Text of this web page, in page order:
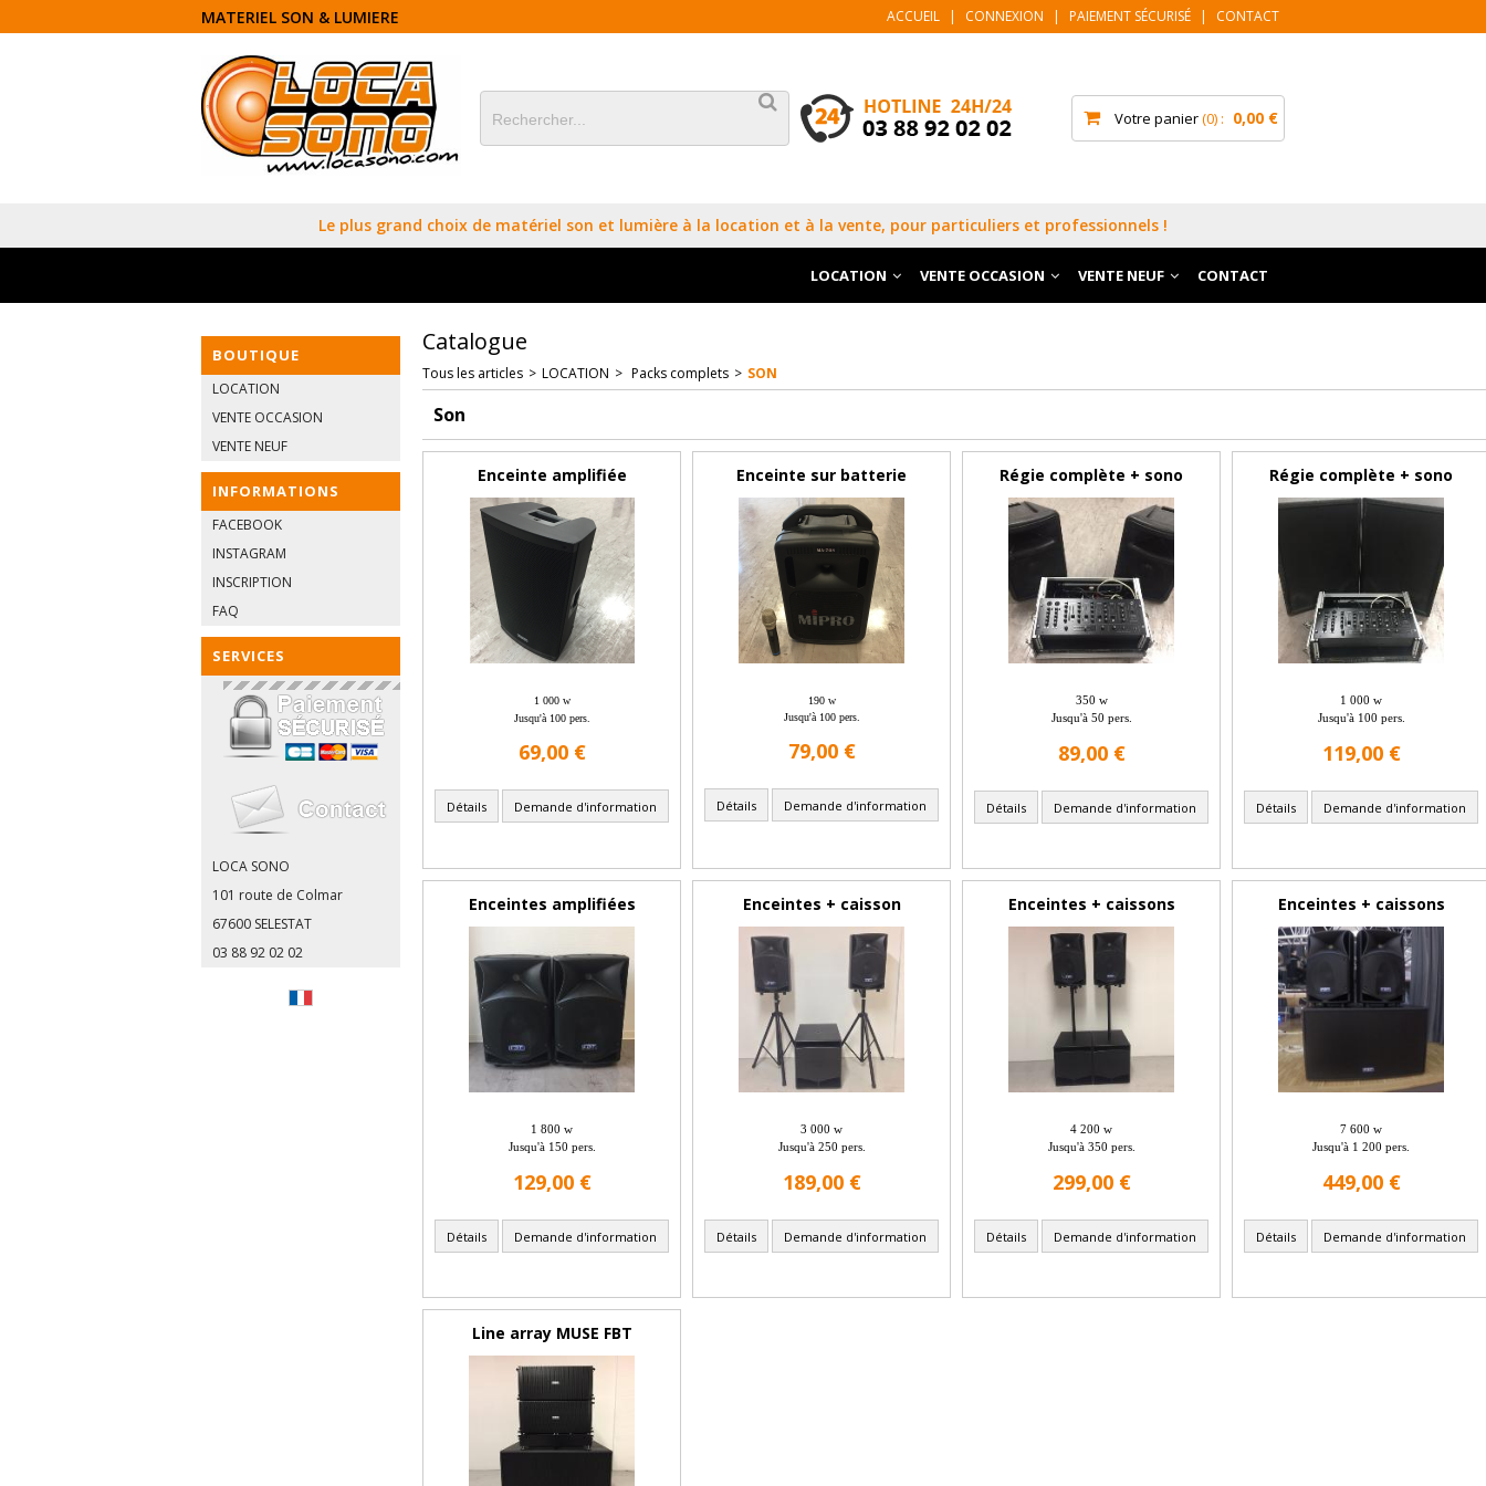
MATERIEL SON & LUMIERE ACCUEIL | CONNEXION | PAIEMENT SÉCURISÉ | CONTACT
Votre panier 0 0,00 €
Le plus grand choix de matériel son et lumière à la location et à la vente, pour particuliers et professionnels !
LOCATION VENTE OCCASION VENTE NEUF CONTACT
BOUTIQUE
LOCATION
VENTE OCCASION
VENTE NEUF
INFORMATIONS
FACEBOOK
INSTAGRAM
INSCRIPTION
FAQ
SERVICES
LOCA SONO
101 route de Colmar
67600 SELESTAT
03 88 92 02 02
Catalogue
Tous les articles > LOCATION > Packs complets > SON
Son
Enceinte amplifiée
1 000 w
Jusqu'à 100 pers.
69,00 €
Détails Demande d'information
Enceinte sur batterie
190 w
Jusqu'à 100 pers.
79,00 €
Détails Demande d'information
Régie complète + sono
350 w
Jusqu'à 50 pers.
89,00 €
Détails Demande d'information
Régie complète + sono
1 000 w
Jusqu'à 100 pers.
119,00 €
Détails Demande d'information
Enceintes amplifiées
1 800 w
Jusqu'à 150 pers.
129,00 €
Détails Demande d'information
Enceintes + caisson
3 000 w
Jusqu'à 250 pers.
189,00 €
Détails Demande d'information
Enceintes + caissons
4 200 w
Jusqu'à 350 pers.
299,00 €
Détails Demande d'information
Enceintes + caissons
7 600 w
Jusqu'à 1 200 pers.
449,00 €
Détails Demande d'information
Line array MUSE FBT